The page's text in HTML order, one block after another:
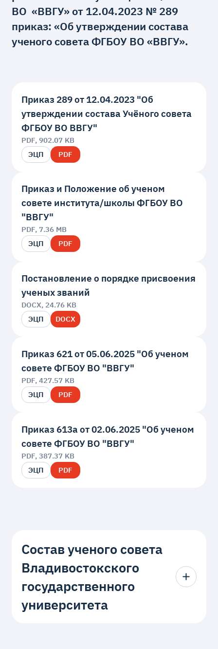
ВО «ВВГУ» от 12.04.2023 № 289
приказ: «Об утверждении состава
ученого совета ФГБОУ ВО «ВВГУ».
Приказ 289 от 12.04.2023 "Об
утверждении состава Учёного совета
ФГБОУ ВО ВВГУ"
PDF, 902.07 KB
ЭЦП
PDF
Приказ и Положение об ученом
совете института/школы ФГБОУ ВО
"ВВГУ"
PDF, 7.36 MB
ЭЦП
PDF
Постановление о порядке присвоения
ученых званий
DOCX, 24.76 KB
ЭЦП
DOCX
Приказ 621 от 05.06.2025 "Об ученом
совете ФГБОУ ВО "ВВГУ"
PDF, 427.57 KB
ЭЦП
PDF
Приказ 613a от 02.06.2025 "Об ученом
совете ФГБОУ ВО "ВВГУ"
PDF, 387.37 KB
ЭЦП
PDF
Состав ученого совета
Владивостокского
государственного
университета